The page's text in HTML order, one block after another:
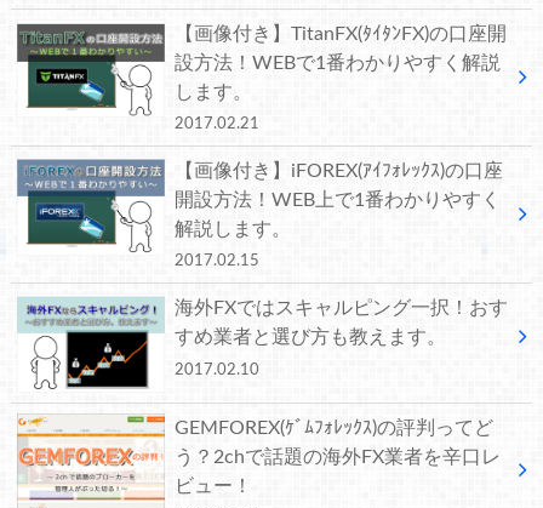
【画像付き】TitanFX(ﾀｲﾀﾝFX)の口座開
設方法！WEBで1番わかりやすく解説
します。
2017.02.21
【画像付き】iFOREX(ｱｲﾌｫﾚｯｸｽ)の口座
開設方法！WEB上で1番わかりやすく
解説します。
2017.02.15
海外FXではスキャルピング一択！おす
すめ業者と選び方も教えます。
2017.02.10
GEMFOREX(ｹﾞﾑﾌｫﾚｯｸｽ)の評判ってど
う？2chで話題の海外FX業者を辛口レ
ビュー！